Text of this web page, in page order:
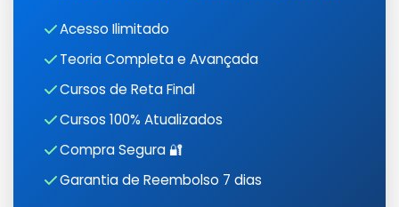
Acesso Ilimitado
Teoria Completa e Avançada
Cursos de Reta Final
Cursos 100% Atualizados
Compra Segura 🔐
Garantia de Reembolso 7 dias